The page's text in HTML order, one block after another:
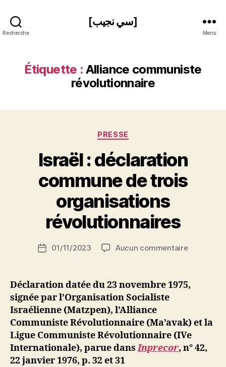
Recherche
[سي نجيب]
Menu
Étiquette : Alliance communiste
révolutionnaire
Catégories
PRESSE
Israël : déclaration
commune de trois
organisations
révolutionnaires
de
P
a
N
ji
Date01/11/2023 Aucun commentairesur
commune
Déclaration datée du 23 novembre 1975,
signée par l’Organisation Socialiste
Israélienne (Matzpen), l’Alliance
Communiste Révolutionnaire (Ma’avak) et la
Ligue Communiste Révolutionnaire (IVe
Internationale), parue dansInprecor, n° 42,
22 janvier 1976, p. 32 et 31